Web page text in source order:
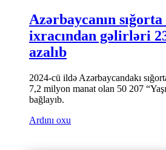
Azərbaycanın
ixracından gəlirləri
azalıb
2024-cü ildə Azərbaycandakı
7,2 milyon manat olan 50 207
bağlayıb.
Ardını oxu